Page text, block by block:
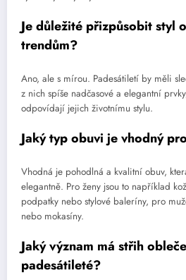
Je důležité přizpůsobit styl
trendům?
Ano, ale s mírou. Padesátiletí by měli
z nich spíše nadčasové a elegantní
odpovídají jejich životnímu stylu.
Jaký typ obuvi je vhodný
Vhodná je pohodlná a kvalitní obuv,
elegantně. Pro ženy jsou to například
podpatky nebo stylové baleríny, pro
nebo mokasíny.
Jaký význam má střih
padesátileté?